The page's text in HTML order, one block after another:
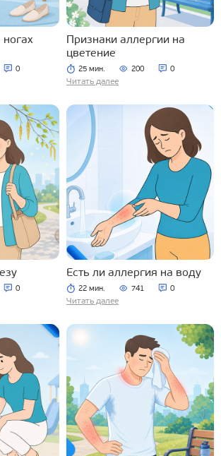
0
Признаки аллергии на
цветение
25 мин. 200 0
Читать далее
0
Есть ли аллергия на воду
22 мин. 741 0
Читать далее